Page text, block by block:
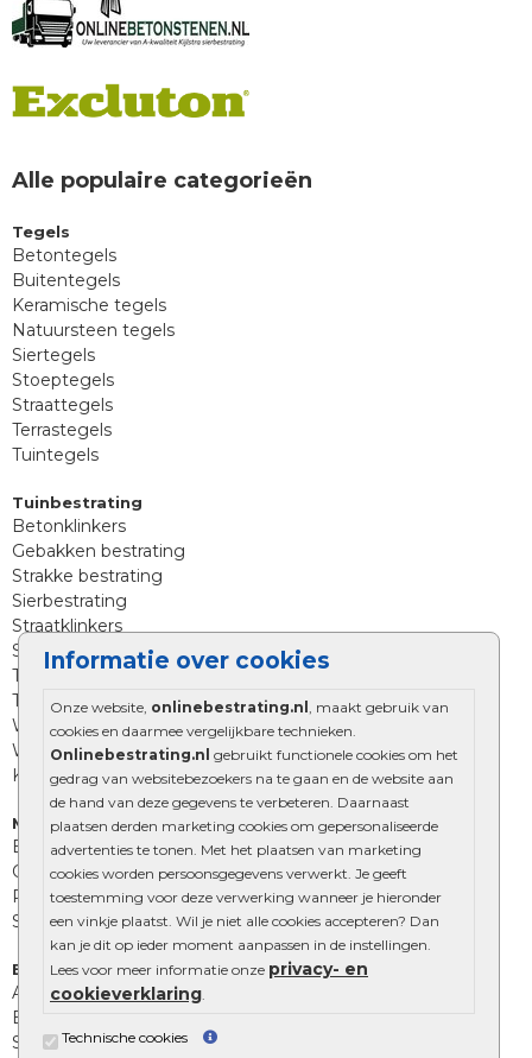
Informatie over cookies
Onze website, onlinebestrating.nl , maakt gebruik van
cookies en daarmee vergelijkbare technieken.
Onlinebestrating.nl gebruikt functionele cookies om het
gedrag van websitebezoekers na te gaan en de website aan
de hand van deze gegevens te verbeteren. Daarnaast
plaatsen derden marketing cookies om gepersonaliseerde
advertenties te tonen. Met het plaatsen van marketing
cookies worden persoonsgegevens verwerkt. Je geeft
toestemming voor deze verwerking wanneer je hieronder
een vinkje plaatst. Wil je niet alle cookies accepteren? Dan
kan je dit op ieder moment aanpassen in de instellingen.
Lees voor meer informatie onze privacy- en
cookieverklaring.
Technische cookies
Alle populaire categorieën
Tegels
Betontegels
Buitentegels
Keramische tegels
Natuursteen tegels
Siertegels
Stoeptegels
Straattegels
Terrastegels
Tuintegels
Tuinbestrating
Betonklinkers
Gebakken bestrating
Strakke bestrating
Sierbestrating
Straatklinkers
Straatstenen
Trommelstenen
Tuinstenen
Waalformaat
Wildverband bestrating
Kingstones
Muurelementen
Betonbielzen
Opsluitbanden
Palissades
Stapelblokken
Extra benodigdheden
Afwatering en diversen
Beplantings en betonelementen
Split, grind en zand